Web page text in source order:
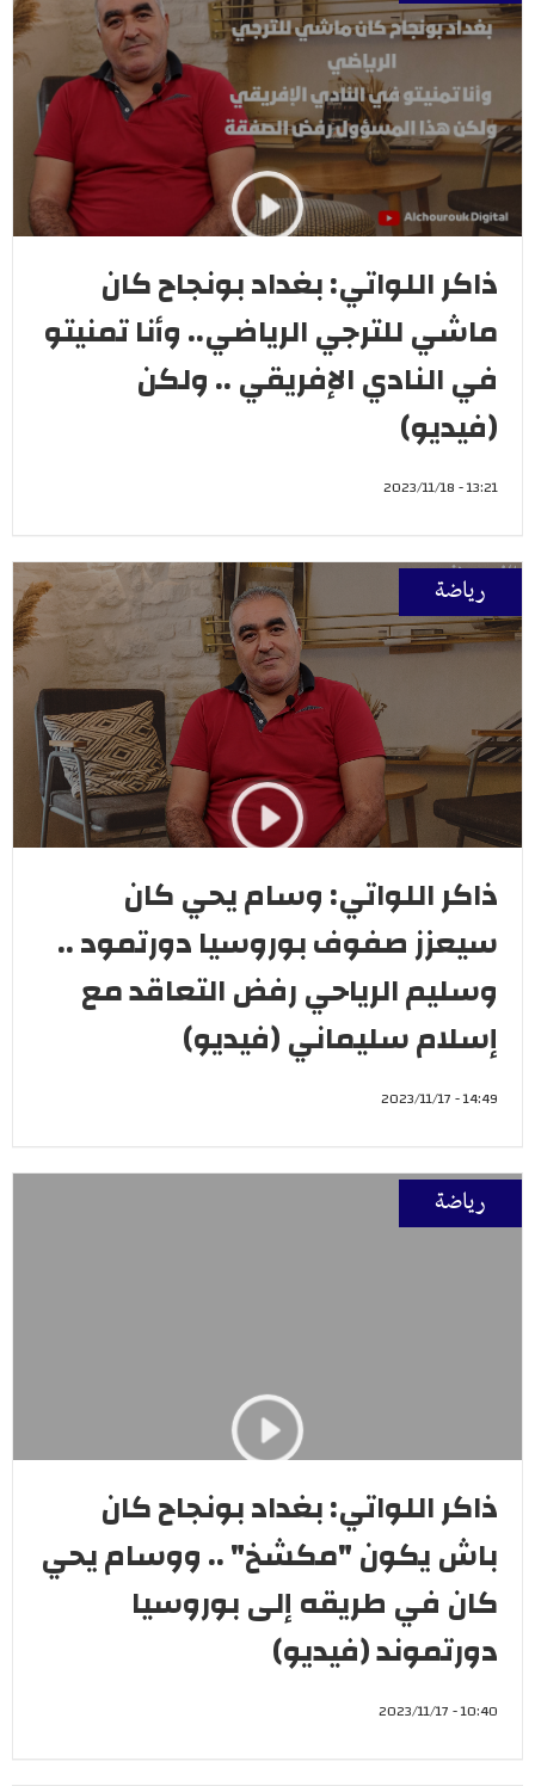
ذاكر اللواتي: بغداد بونجاح كان
ماشي للترجي الرياضي.. وأنا تمنيتو
في النادي الإفريقي .. ولكن
(فيديو)
13:21 - 2023/11/18
رياضة
ذاكر اللواتي: وسام يحي كان
سيعزز صفوف بوروسيا دورتمود ..
وسليم الرياحي رفض التعاقد مع
إسلام سليماني (فيديو)
14:49 - 2023/11/17
رياضة
ذاكر اللواتي: بغداد بونجاح كان
باش يكون "مكشخ" .. ووسام يحي
كان في طريقه إلى بوروسيا
دورتموند (فيديو)
10:40 - 2023/11/17